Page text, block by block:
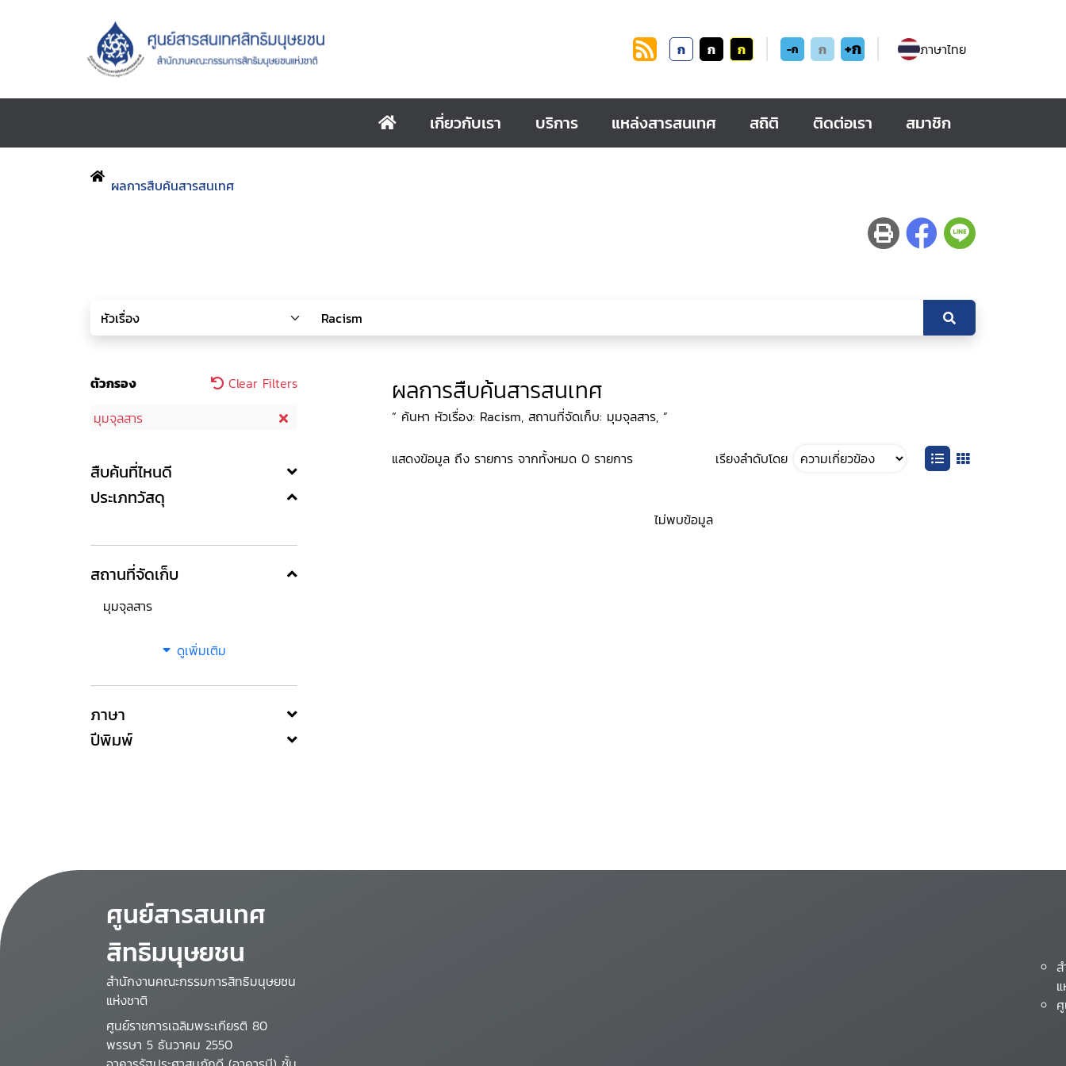
ก ก ก -ก ก +ก ภาษาไทย
เกี่ยวกับเรา บริการ แหล่งสารสนเทศ สถิติ ติดต่อเรา สมาชิก
ผลการสืบค้นสารสนเทศ
ตัวกรอง
Clear Filters
มุมจุลสาร
สืบค้นที่ไหนดี
ประเภทวัสดุ
สถานที่จัดเก็บ
มุมจุลสาร
ดูเพิ่มเติม
ภาษา
ปีพิมพ์
ผลการสืบค้นสารสนเทศ
“ ค้นหา หัวเรื่อง: Racism, สถานที่จัดเก็บ: มุมจุลสาร, ”
แสดงข้อมูล ถึง รายการ จากทั้งหมด 0 รายการ เรียงลำดับโดย
ไม่พบข้อมูล
ศูนย์สารสนเทศ
สิทธิมนุษยชน
สำนักงานคณะกรรมการสิทธิมนุษยชน
แห่งชาติ
ศูนย์ราชการเฉลิมพระเกียรติ 80
พรรษา 5 ธันวาคม 2550